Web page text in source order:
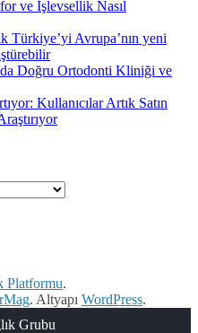
ve İşlevsellik Nasıl
Türkiye’yi Avrupa’nın yeni
Doğru Ortodonti Kliniği ve
Kullanıcılar Artık Satın
Platformu.
. Altyapı WordPress.
Grubu